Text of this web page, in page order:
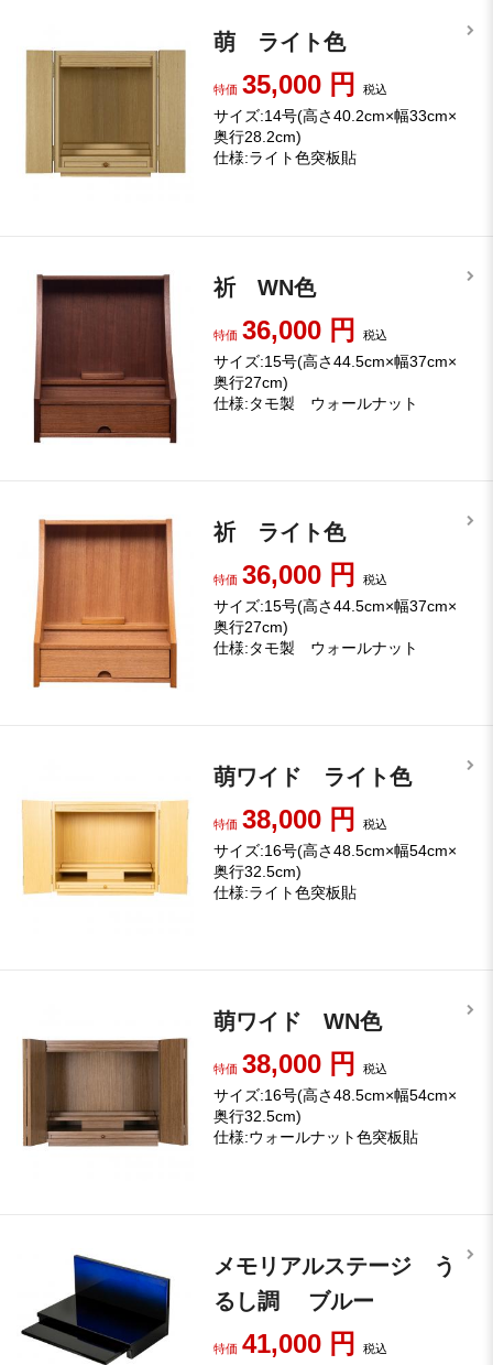
萌 ライト色
特価 35,000 円税込
サイズ:14号(高さ40.2cm×幅33cm×
奥行28.2cm)
仕様:ライト色突板貼
祈 WN色
特価 36,000 円税込
サイズ:15号(高さ44.5cm×幅37cm×
奥行27cm)
仕様:タモ製 ウォールナット
祈 ライト色
特価 36,000 円税込
サイズ:15号(高さ44.5cm×幅37cm×
奥行27cm)
仕様:タモ製 ウォールナット
萌ワイド ライト色
特価 38,000 円税込
サイズ:16号(高さ48.5cm×幅54cm×
奥行32.5cm)
仕様:ライト色突板貼
萌ワイド WN色
特価 38,000 円税込
サイズ:16号(高さ48.5cm×幅54cm×
奥行32.5cm)
仕様:ウォールナット色突板貼
メモリアルステージ う
るし調 ブルー
特価 41,000 円税込